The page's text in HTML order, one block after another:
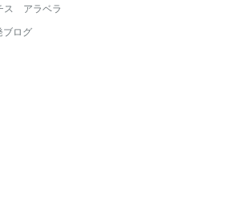
ス アラベラ
ブログ